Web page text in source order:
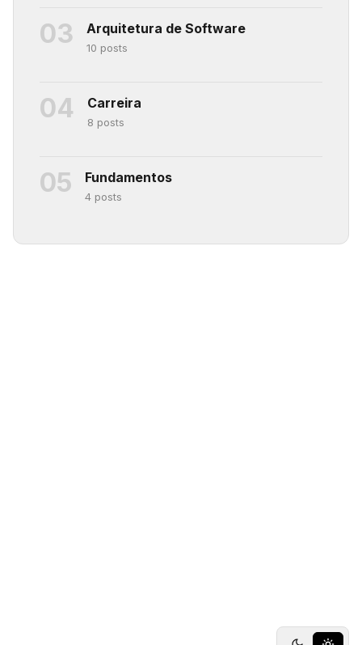
03 Arquitetura de Software
10 posts
04 Carreira
8 posts
05 Fundamentos
4 posts